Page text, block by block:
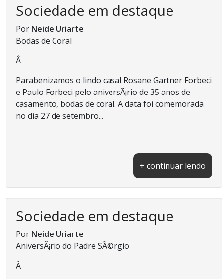
Sociedade em destaque
Por Neide Uriarte
Bodas de Coral
Â
Parabenizamos o lindo casal Rosane Gartner Forbeci
e Paulo Forbeci pelo aniversÃ¡rio de 35 anos de
casamento, bodas de coral. A data foi comemorada
no dia 27 de setembro...
+ continuar lendo
Sociedade em destaque
Por Neide Uriarte
AniversÃ¡rio do Padre SÃ©rgio
Â